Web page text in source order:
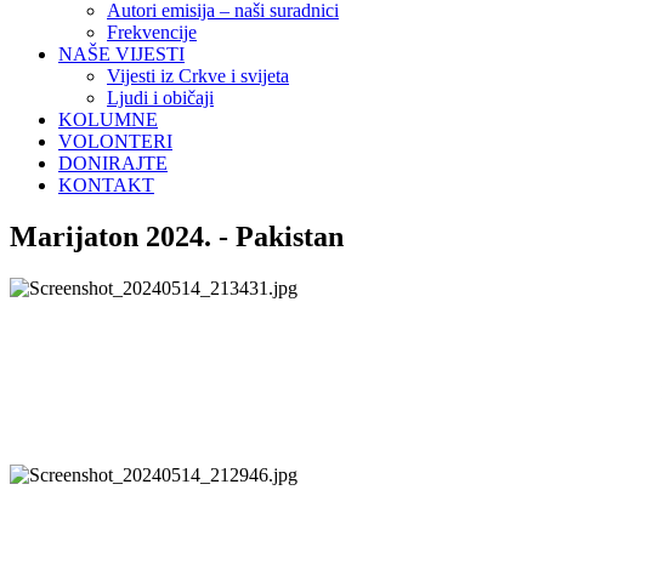
Autori emisija – naši suradnici
Frekvencije
NAŠE VIJESTI
Vijesti iz Crkve i svijeta
Ljudi i običaji
KOLUMNE
VOLONTERI
DONIRAJTE
KONTAKT
Marijaton 2024. - Pakistan